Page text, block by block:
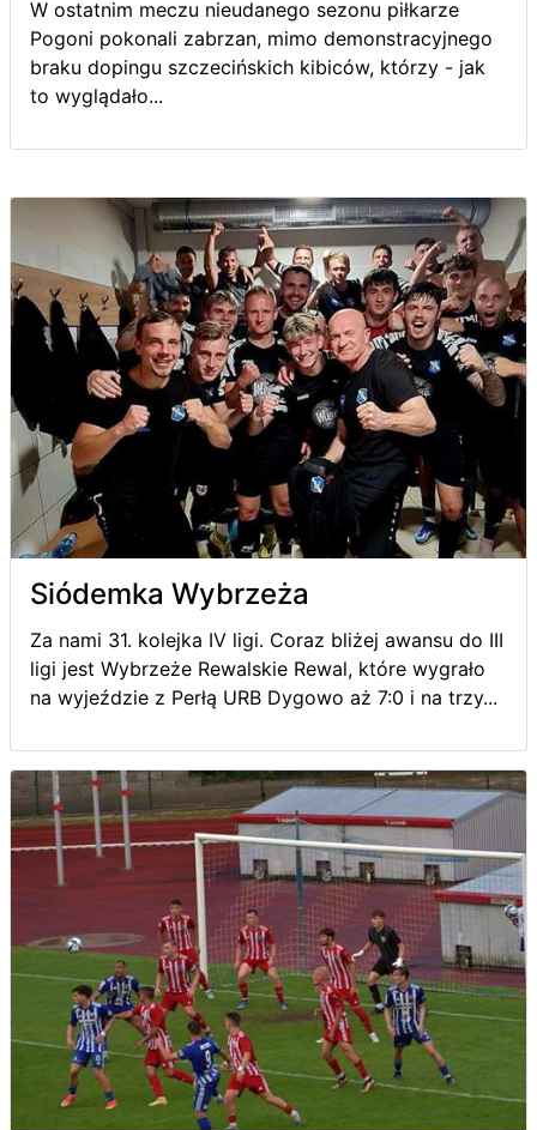
W ostatnim meczu nieudanego sezonu piłkarze
Pogoni pokonali zabrzan, mimo demonstracyjnego
braku dopingu szczecińskich kibiców, którzy - jak
to wyglądało...
Siódemka Wybrzeża
Za nami 31. kolejka IV ligi. Coraz bliżej awansu do III
ligi jest Wybrzeże Rewalskie Rewal, które wygrało
na wyjeździe z Perłą URB Dygowo aż 7:0 i na trzy...